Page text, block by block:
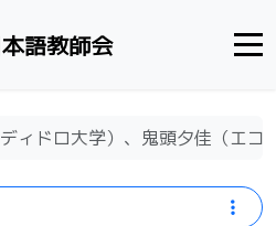
語教師会
ィドロ大学）、鬼頭夕佳（エ